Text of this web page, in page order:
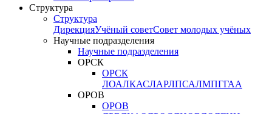
Структура
Структура
ДирекцияУчёный советСовет молодых учёных
Научные подразделения
Научные подразделения
ОРСК
ОРСК
ЛОАЛКАСЛАРЛПСАЛМПГГАА
ОРОВ
ОРОВ